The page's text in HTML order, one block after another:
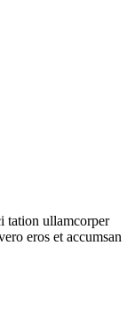
tation ullamcorper
eros et accumsan